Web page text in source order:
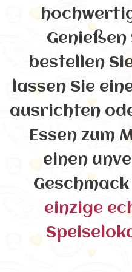
Genießen
bestellen
lassen Sie
ausrichten
Essen zum
einen
einzige